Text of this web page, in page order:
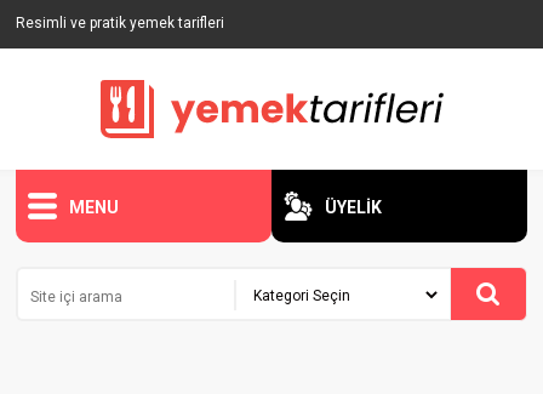
Resimli ve pratik yemek tarifleri
MENU ÜYELİK